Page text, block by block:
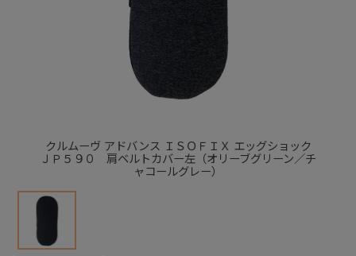
クルムーヴ アドバンス ＩＳＯＦＩＸ エッグショック
ＪＰ５９０ 肩ベルトカバー左（オリーブグリーン／チ
ャコールグレー）